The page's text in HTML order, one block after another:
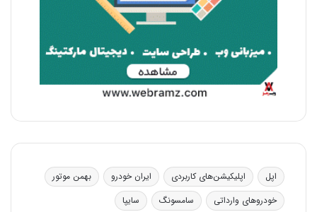
اپل اپلیکیشن‌های کاربردی ایران خودرو
بهمن موتور
خودروهای وارداتی
سامسونگ
سایپا